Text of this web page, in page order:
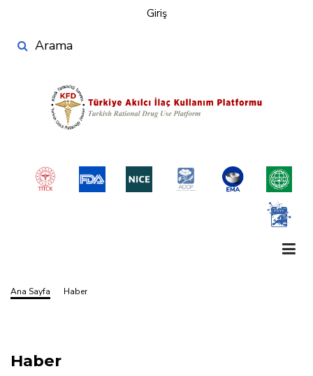
atlamenu
Giriş
Search
Sayfa
yolu
Ana Sayfa Haber
Haber